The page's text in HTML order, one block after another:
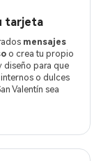
tarjeta
mensajes
o crea tu propio
diseño para que
o dulces
Valentín sea